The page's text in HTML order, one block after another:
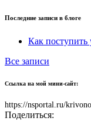
Последние записи в блоге
Как поступить
Все записи
Ссылка на мой мини-сайт:
https://nsportal.ru/
Поделиться: